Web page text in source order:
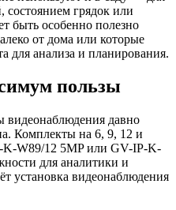
состоянием грядок или
быть особенно полезно
от дома или которые
для анализа и планирования.
пользы
видеонаблюдения давно
Комплекты на 6, 9, 12 и
K-W89/12 5MP или GV-IP-K-
для аналитики и
установка видеонаблюдения